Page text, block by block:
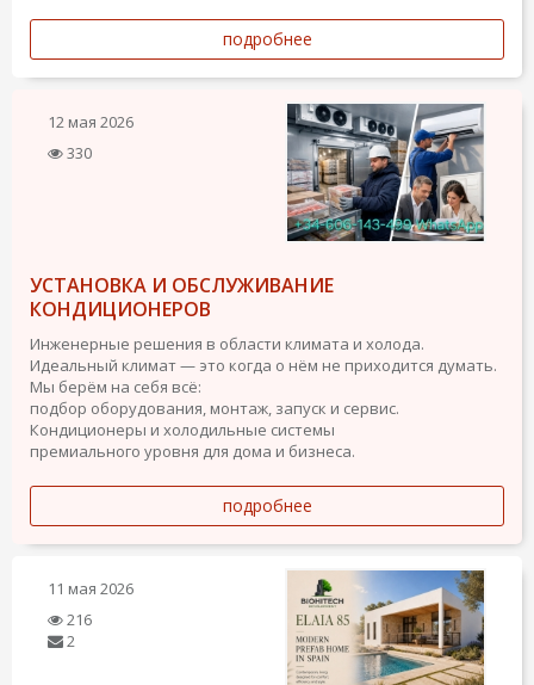
подробнее
12 мая 2026
330
УСТАНОВКА И ОБСЛУЖИВАНИЕ
КОНДИЦИОНЕРОВ
Инженерные решения в области климата и холода.
Идеальный климат — это когда о нём не приходится думать.
Мы берём на себя всё:
подбор оборудования, монтаж, запуск и сервис.
Кондиционеры и холодильные системы
премиального уровня для дома и бизнеса.
подробнее
11 мая 2026
216
2